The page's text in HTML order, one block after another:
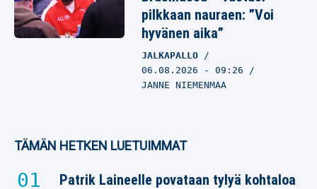
pilkkaan nauraen: ”Voi
hyvänen aika”
JALKAPALLO
06.08.2026 - 09:26
JANNE NIEMENMAA
TÄMÄN HETKEN LUETUIMMAT
Patrik Laineelle povataan tylyä kohtaloa